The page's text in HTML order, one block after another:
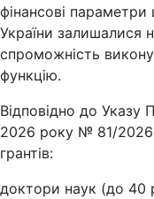
фінансові параметри
України залишалися
спроможність
функцію.
Відповідно до Указу
2026 року № 81/2026
грантів:
доктори наук (до 40